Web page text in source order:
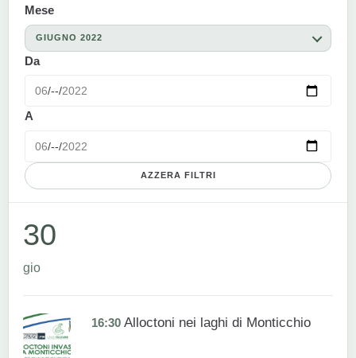
Mese
GIUGNO 2022
Da
A
AZZERA FILTRI
30
gio
16:30 Alloctoni nei laghi di Monticchio